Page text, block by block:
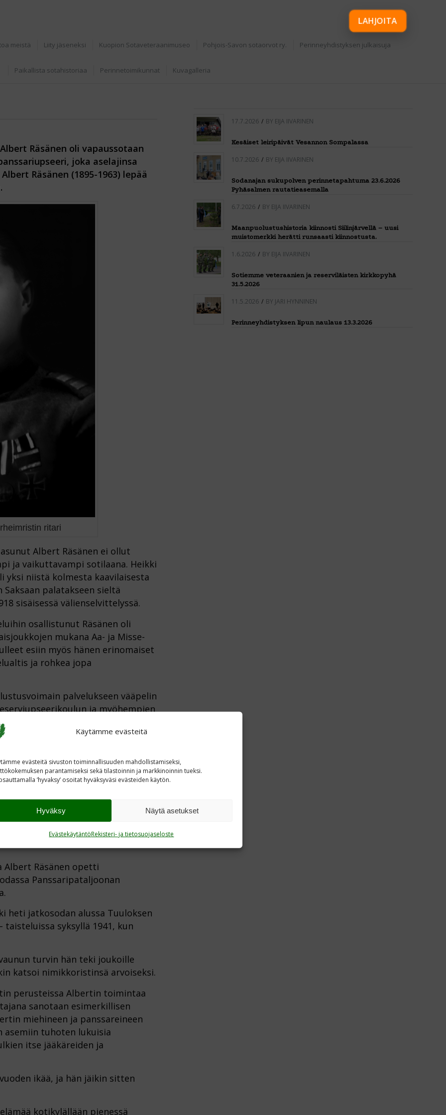
Käytämme evästeitä
evästeitä sivuston toiminnallisuuden mahdollistamiseksi,
parantamiseksi sekä tilastoinnin ja markkinoinnin tueksi.
’hyvaksy’ osoitat hyväksyväsi evästeiden käytön.
Hyväksy Näytä asetukset
EvästekäytäntöRekisteri- ja tietosuojaseloste
meistä Liity jäseneksi Kuopion Sotaveteraanimuseo Pohjois-Savon sotaorvot ry. Perinneyhdistyksen julkaisuja
Paikallista sotahistoriaa Perinnetoimikunnat Kuvagalleria
Räsänen oli vapaussotaan
joka aselajinsa
Räsänen (1895-1963) lepää
ritari
Albert Räsänen ei ollut
ja vaikuttavampi sotilaana. Heikki
yksi niistä kolmesta kaavilaisesta
palatakseen sieltä
sisäisessä välienselvittelyssä.
osallistunut Räsänen oli
mukana Aa- ja Misse-
esiin myös hänen erinomaiset
ja rohkea jopa
palvelukseen vääpelin
ja myöhempien
Albertin
hän lähti vapaaehtoisena
tuottanut Karjalalle toivottua
tekniikasta. Asetovereitten
Näin oli luonnollista, että
ja sen käyttöä sodassa
jonka pohjalta
edeltänyt erillinen
Albert Räsänen opetti
Panssaripataljoonan
heti jatkosodan alussa Tuuloksen
syksyllä 1941, kun
turvin hän teki joukoille
katsoi nimikkoristinsä arvoiseksi.
perusteissa Albertin toimintaa
sanotaan esimerkillisen
miehineen ja panssareineen
asemiin tuhoten lukuisia
itse jääkäreiden ja
ikää, ja hän jäikin sitten
kotikylällään pienessä
17.7.2026 / BY EIJA IIVARINEN
Kesäiset leiripäivät Vesannon Sompalassa
10.7.2026 / BY EIJA IIVARINEN
Sodanajan sukupolven perinnetapahtuma 23.6.2026
Pyhäsalmen rautatieasemalla
6.7.2026 / BY EIJA IIVARINEN
Maanpuolustushistoria kiinnosti Siilinjärvellä – uusi
muistomerkki herätti runsaasti kiinnostusta.
1.6.2026 / BY EIJA IIVARINEN
Sotiemme veteraanien ja reserviläisten kirkkopyhä
31.5.2026
11.5.2026 / BY JARI HYNNINEN
Perinneyhdistyksen lipun naulaus 13.3.2026
LAHJOITA